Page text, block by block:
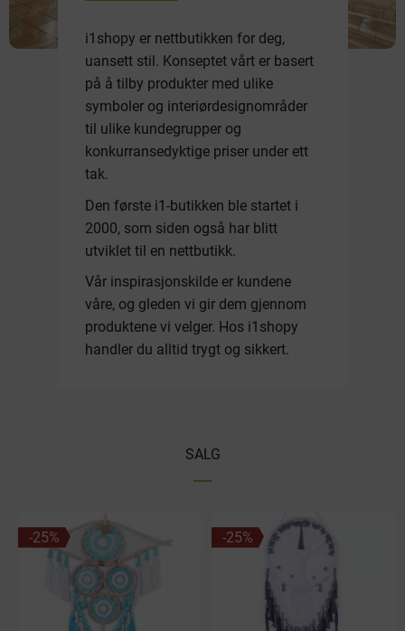
i1shopy er nettbutikken for deg,
uansett stil. Konseptet vårt er basert
på å tilby produkter med ulike
symboler og interiørdesignområder
til ulike kundegrupper og
konkurransedyktige priser under ett
tak.
Den første i1-butikken ble startet i
2000, som siden også har blitt
utviklet til en nettbutikk.
Vår inspirasjonskilde er kundene
våre, og gleden vi gir dem gjennom
produktene vi velger. Hos i1shopy
handler du alltid trygt og sikkert.
SALG
25% 25%